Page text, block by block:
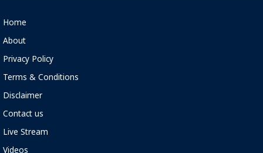
Home
About
Privacy Policy
Terms & Conditions
Disclaimer
Contact us
Live Stream